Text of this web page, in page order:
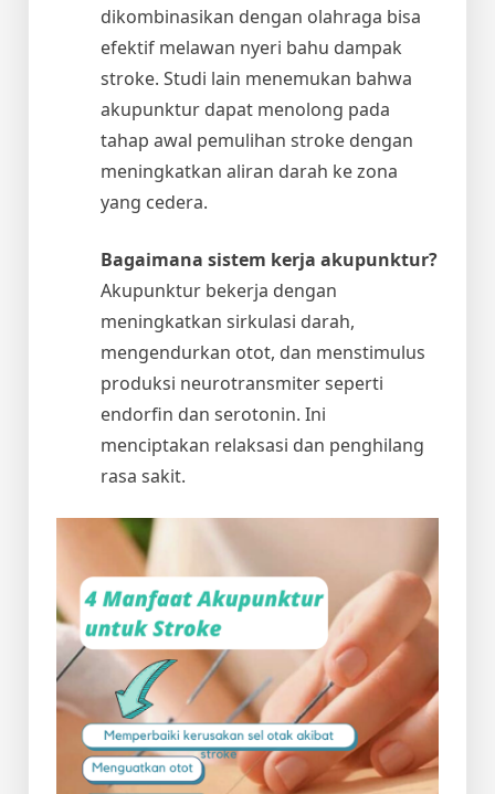
dikombinasikan dengan olahraga bisa
efektif melawan nyeri bahu dampak
stroke. Studi lain menemukan bahwa
akupunktur dapat menolong pada
tahap awal pemulihan stroke dengan
meningkatkan aliran darah ke zona
yang cedera.
Bagaimana sistem kerja akupunktur?
Akupunktur bekerja dengan
meningkatkan sirkulasi darah,
mengendurkan otot, dan menstimulus
produksi neurotransmiter seperti
endorfin dan serotonin. Ini
menciptakan relaksasi dan penghilang
rasa sakit.